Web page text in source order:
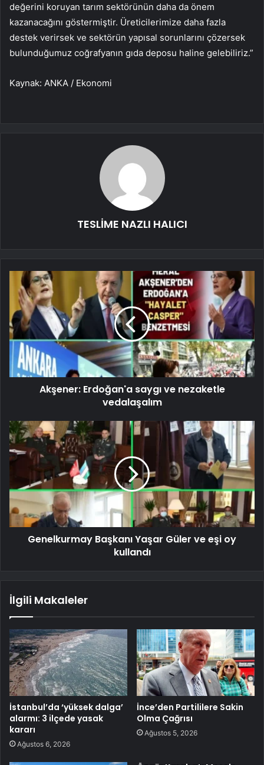
değerini koruyan tarım sektörünün daha da önem
kazanacağını göstermiştir. Üreticilerimize daha fazla
destek verirsek ve sektörün yapısal sorunlarını çözersek
bulunduğumuz coğrafyanın gıda deposu haline gelebiliriz.”
Kaynak: ANKA / Ekonomi
TESLİME NAZLI HALICI
Akşener: Erdoğan'a saygı ve nezaketle
vedalaşalım
Genelkurmay Başkanı Yaşar Güler ve eşi oy
kullandı
İlgili Makaleler
İstanbul’da ‘yüksek dalga’
alarmı: 3 ilçede yasak
kararı
Ağustos 6, 2026
İnce’den Partililere Sakin
Olma Çağrısı
Ağustos 5, 2026